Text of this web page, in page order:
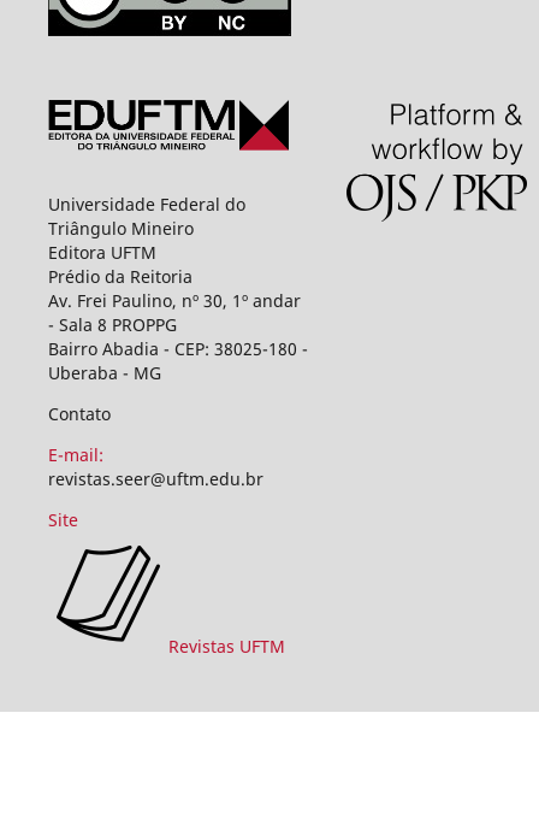
Universidade Federal do
Triângulo Mineiro
Editora UFTM
Prédio da Reitoria
Av. Frei Paulino, nº 30, 1º andar
- Sala 8 PROPPG
Bairro Abadia - CEP: 38025-180 -
Uberaba - MG
Contato
E-mail:
revistas.seer@uftm.edu.br
Site
Revistas UFTM